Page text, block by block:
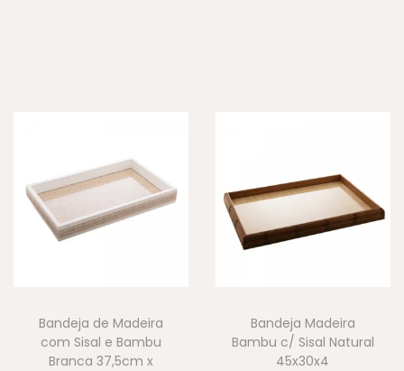
Bandeja de Madeira
com Sisal e Bambu
Branca 37,5cm x
Bandeja Madeira
Bambu c/ Sisal Natural
45x30x4